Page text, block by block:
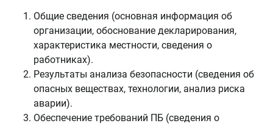
Общие сведения (основная информация об
организации, обоснование декларирования,
характеристика местности, сведения о
работниках).
Результаты анализа безопасности (сведения об
опасных веществах, технологии, анализ риска
аварии).
Обеспечение требований ПБ (сведения о